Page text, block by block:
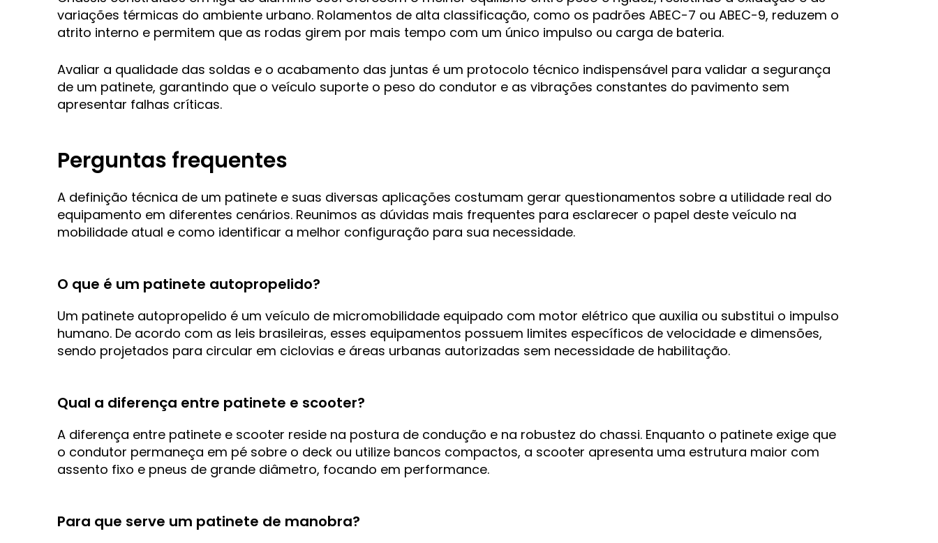
variações térmicas do ambiente urbano. Rolamentos de alta classificação, como os padrões ABEC-7 ou ABEC-9, reduzem o
atrito interno e permitem que as rodas girem por mais tempo com um único impulso ou carga de bateria.
Avaliar a qualidade das soldas e o acabamento das juntas é um protocolo técnico indispensável para validar a segurança
de um patinete, garantindo que o veículo suporte o peso do condutor e as vibrações constantes do pavimento sem
apresentar falhas críticas.
Perguntas frequentes
A definição técnica de um patinete e suas diversas aplicações costumam gerar questionamentos sobre a utilidade real do
equipamento em diferentes cenários. Reunimos as dúvidas mais frequentes para esclarecer o papel deste veículo na
mobilidade atual e como identificar a melhor configuração para sua necessidade.
O que é um patinete autopropelido?
Um patinete autopropelido é um veículo de micromobilidade equipado com motor elétrico que auxilia ou substitui o impulso
humano. De acordo com as leis brasileiras, esses equipamentos possuem limites específicos de velocidade e dimensões,
sendo projetados para circular em ciclovias e áreas urbanas autorizadas sem necessidade de habilitação.
Qual a diferença entre patinete e scooter?
A diferença entre patinete e scooter reside na postura de condução e na robustez do chassi. Enquanto o patinete exige que
o condutor permaneça em pé sobre o deck ou utilize bancos compactos, a scooter apresenta uma estrutura maior com
assento fixo e pneus de grande diâmetro, focando em performance.
Para que serve um patinete de manobra?